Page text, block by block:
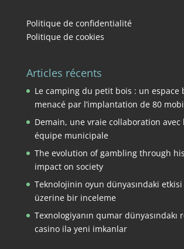
Politique de confidentialité
Politique de cookies
Articles récents
Le camping du petit bois : un espace
menacé par l’implantation de 80
Demain, une vraie collaboration avec
équipe municipale
The evolution of gambling through
impact on society
Teknolojinin oyun dünyasındaki etkisi
üzerine bir inceleme
Texnologiyanın qumar dünyasındakı
casino ilə yeni imkanlar